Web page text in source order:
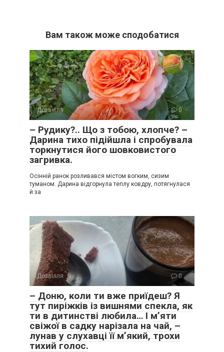
Вам також може сподобатися
Дозвілля 0
– Рудику?.. Що з тобою, хлопче? –
Дарина тихо підійшла і спробувала
торкнутися його шовковистого
загривка.
Осінній ранок розливався містом вогким, сизим
туманом. Дарина відгорнула теплу ковдру, потягнулася
й за
Дозвілля 0
– Доню, коли ти вже приїдеш? Я
тут пиріжків із вишнями спекла, як
ти в дитинстві любила… І м’яти
свіжої в садку нарізала на чай, –
лунав у слухавці її м’який, трохи
тихий голос.